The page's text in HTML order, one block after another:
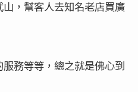
，幫客人去知名老店買廣
務等等，總之就是佛心到